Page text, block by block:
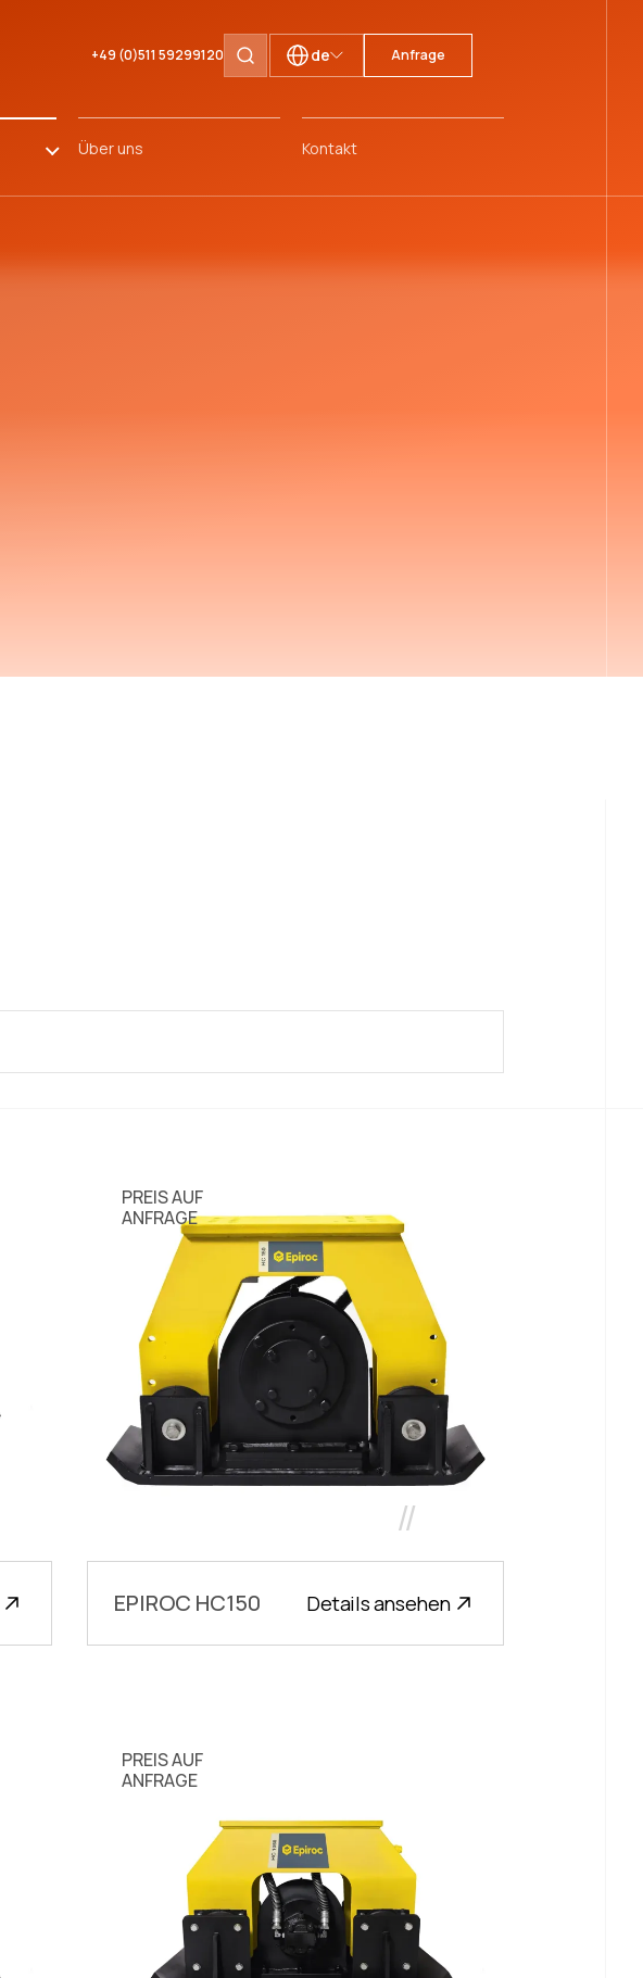
+49 (0)511 59299120 Seiten durchsuchen
de Anfrage
Über uns Kontakt
PREIS AUF
ANFRAGE
//
EPIROC HC150 Details ansehen
PREIS AUF
ANFRAGE